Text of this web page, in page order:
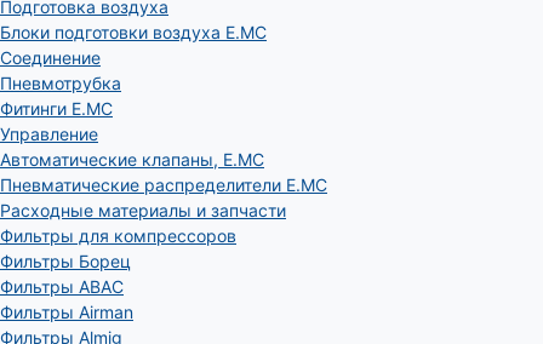
Подготовка воздуха
Блоки подготовки воздуха E.MC
Соединение
Пневмотрубка
Фитинги E.MC
Управление
Автоматические клапаны, Е.МС
Пневматические распределители E.MC
Расходные материалы и запчасти
Фильтры для компрессоров
Фильтры Борец
Фильтры ABAC
Фильтры Airman
Фильтры Almig